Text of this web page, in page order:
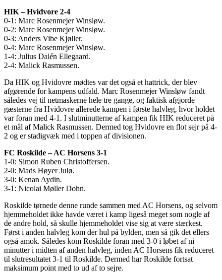
HIK – Hvidvore 2-4
0-1: Marc Rosenmejer Winsløw.
0-2: Marc Rosenmejer Winsløw.
0-3: Anders Vibe Kjøller.
0-4: Marc Rosenmejer Winsløw.
1-4: Julius Dalén Ellegaard.
2-4: Malick Rasmussen.
Da HIK og Hvidovre mødtes var det også et hattrick, der blev
afgørende for kampens udfald. Marc Rosenmejer Winsløw fandt
således vej til netmaskerne hele tre gange, og faktisk afgjorde
gæsterne fra Hvidovre allerede kampen i første halvleg, hvor holdet
var foran med 4-1. I slutminutterne af kampen fik HIK reduceret på
et mål af Malick Rasmussen. Dermed tog Hvidovre en flot sejr på 4-
2 og er stadigvæk med i toppen af divisionen.
FC Roskilde – AC Horsens 3-1
1-0: Simon Ruben Christoffersen.
2-0: Mads Høyer Julø.
3-0: Kenan Aydin.
3-1: Nicolai Møller Dohn.
Roskilde tørnede denne runde sammen med AC Horsens, og selvom
hjemmeholdet ikke havde været i kamp ligeså meget som nogle af
de andre hold, så skulle hjemmeholdet vise sig at være stærkest.
Først i anden halvleg kom der hul på bylden, men så gik det ellers
også amok. Således kom Roskilde foran med 3-0 i løbet af ni
minutter i midten af anden halvleg, inden AC Horsens fik reduceret
til slutresultatet 3-1 til Roskilde. Dermed har Roskilde fortsat
maksimum point med to ud af to sejre.